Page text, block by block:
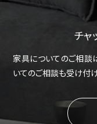
チャ
家具についてのご相談
いてのご相談も受け付け